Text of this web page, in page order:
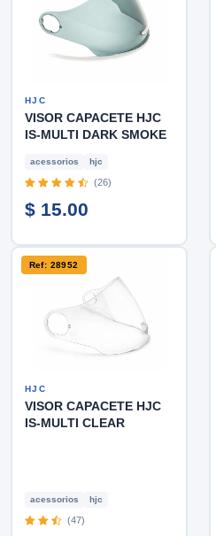
HJC
VISOR CAPACETE HJC
IS-MULTI DARK SMOKE
acessorios hjc
(26)
$ 15.00
Ref: 28952
HJC
VISOR CAPACETE HJC
IS-MULTI CLEAR
acessorios hjc
(47)